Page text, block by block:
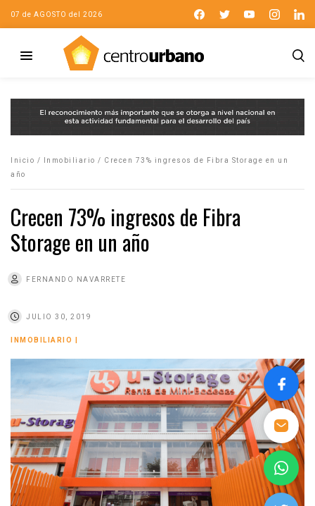
07 de AGOSTO del 2026
Inicio / Inmobiliario / Crecen 73% ingresos de Fibra Storage en un
año
Crecen 73% ingresos de Fibra
Storage en un año
FERNANDO NAVARRETE
JULIO 30, 2019
INMOBILIARIO